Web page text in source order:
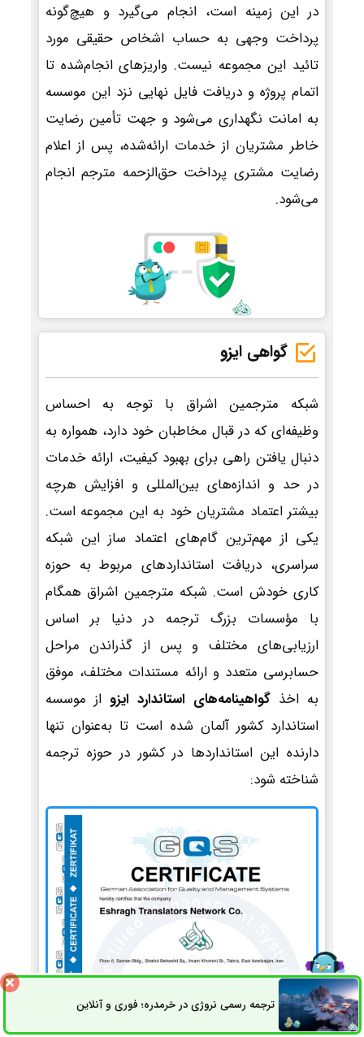
در این زمینه است، انجام می‌گیرد و هیچ‌گونه
پرداخت وجهی به حساب اشخاص حقیقی مورد
تائید این مجموعه نیست. واریزهای انجام‌شده تا
اتمام پروژه و دریافت فایل نهایی نزد این موسسه
به امانت نگهداری می‌شود و جهت تأمین رضایت
خاطر مشتریان از خدمات ارائه‌شده، پس از اعلام
رضایت مشتری پرداخت حق‌الزحمه مترجم انجام
می‌شود.
گواهی ایزو
شبکه مترجمین اشراق با توجه به احساس
وظیفه‌ای که در قبال مخاطبان خود دارد، همواره به
دنبال یافتن راهی برای بهبود کیفیت، ارائه خدمات
در حد و اندازه‌های بین‌المللی و افزایش هرچه
بیشتر اعتماد مشتریان خود به این مجموعه است.
یکی از مهم‌ترین گام‌های اعتماد ساز این شبکه
سراسری، دریافت استانداردهای مربوط به حوزه
کاری خودش است. شبکه مترجمین اشراق همگام
با مؤسسات بزرگ ترجمه در دنیا بر اساس
ارزیابی‌های مختلف و پس از گذراندن مراحل
حسابرسی متعدد و ارائه مستندات مختلف، موفق
به اخذ گواهینامه‌های استاندارد ایزو از موسسه
استاندارد کشور آلمان شده است تا به‌عنوان تنها
دارنده این استانداردها در کشور در حوزه ترجمه
شناخته شود:
ترجمه رسمی نروژی در خرمدره؛ فوری و آنلاینثبت سفارش راه های ارتباطی